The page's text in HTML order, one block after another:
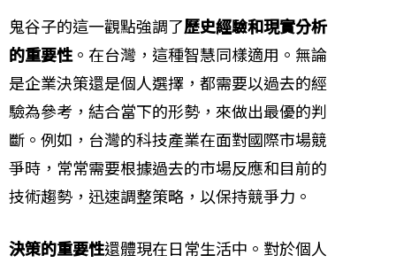
鬼谷子的這一觀點強調了歷史經驗和現實分析
的重要性。在台灣，這種智慧同樣適用。無論
是企業決策還是個人選擇，都需要以過去的經
驗為參考，結合當下的形勢，來做出最優的判
斷。例如，台灣的科技產業在面對國際市場競
爭時，常常需要根據過去的市場反應和目前的
技術趨勢，迅速調整策略，以保持競爭力。
決策的重要性還體現在日常生活中。對於個人